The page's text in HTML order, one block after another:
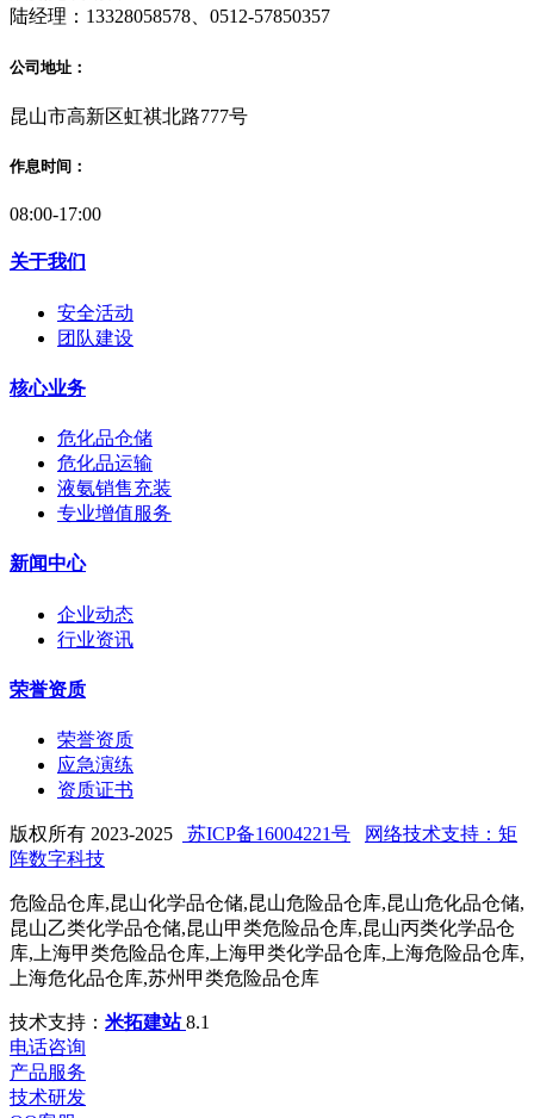
陆经理：13328058578、0512-57850357
公司地址：
昆山市高新区虹祺北路777号
作息时间：
08:00-17:00
关于我们
安全活动
团队建设
核心业务
危化品仓储
危化品运输
液氨销售充装
专业增值服务
新闻中心
企业动态
行业资讯
荣誉资质
荣誉资质
应急演练
资质证书
版权所有 2023-2025 苏ICP备16004221号
网络技术支持：矩
阵数字科技
危险品仓库,昆山化学品仓储,昆山危险品仓库,昆山危化品仓储,
昆山乙类化学品仓储,昆山甲类危险品仓库,昆山丙类化学品仓
库,上海甲类危险品仓库,上海甲类化学品仓库,上海危险品仓库,
上海危化品仓库,苏州甲类危险品仓库
技术支持： 米拓建站8.1
电话咨询
产品服务
技术研发